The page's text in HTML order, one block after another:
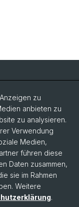
zu
anbieten zu
zu analysieren.
Verwendung
Medien,
führen diese
Daten zusammen,
sie im Rahmen
Weitere
.